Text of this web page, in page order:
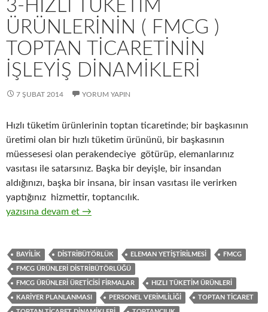
3-HIZLI TÜKETIM
ÜRÜNLERININ ( FMCG )
TOPTAN TICARETININ
IŞLEYIŞ DINAMIKLERI
7 ŞUBAT 2014 YORUM YAPIN
Hızlı tüketim ürünlerinin toptan ticaretinde; bir başkasının
üretimi olan bir hızlı tüketim ürününü, bir başkasının
müessesesi olan perakendeciye götürüp, elemanlarınız
vasıtası ile satarsınız. Başka bir deyişle, bir insandan
aldığınızı, başka bir insana, bir insan vasıtası ile verirken
yaptığınız hizmettir, toptancılık.
3-Hızlı tüketim ürünlerinin ( FMCG ) toptan ticaretinin işleyiş
yazısına devam et →
BAYILIK DISTRIBÜTÖRLÜK ELEMAN YETIŞTIRILMESI FMCG
FMCG ÜRÜNLERI DISTRIBÜTÖRLÜĞÜ
FMCG ÜRÜNLERI ÜRETICISI FIRMALAR HIZLI TÜKETIM ÜRÜNLERI
KARIYER PLANLANMASI PERSONEL VERIMLILIĞI TOPTAN TICARET